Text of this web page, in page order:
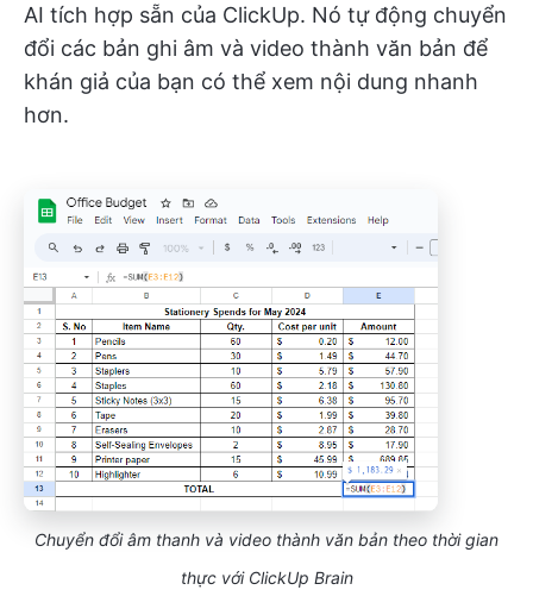
AI tích hợp sẵn của ClickUp. Nó tự động chuyển
đổi các bản ghi âm và video thành văn bản để
khán giả của bạn có thể xem nội dung nhanh
hơn.
Chuyển đổi âm thanh và video thành văn bản theo thời gian
thực với ClickUp Brain